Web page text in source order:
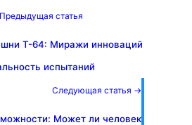
статья
Т-64: Миражи инноваций
испытаний
Следующая статья →
Может ли человек